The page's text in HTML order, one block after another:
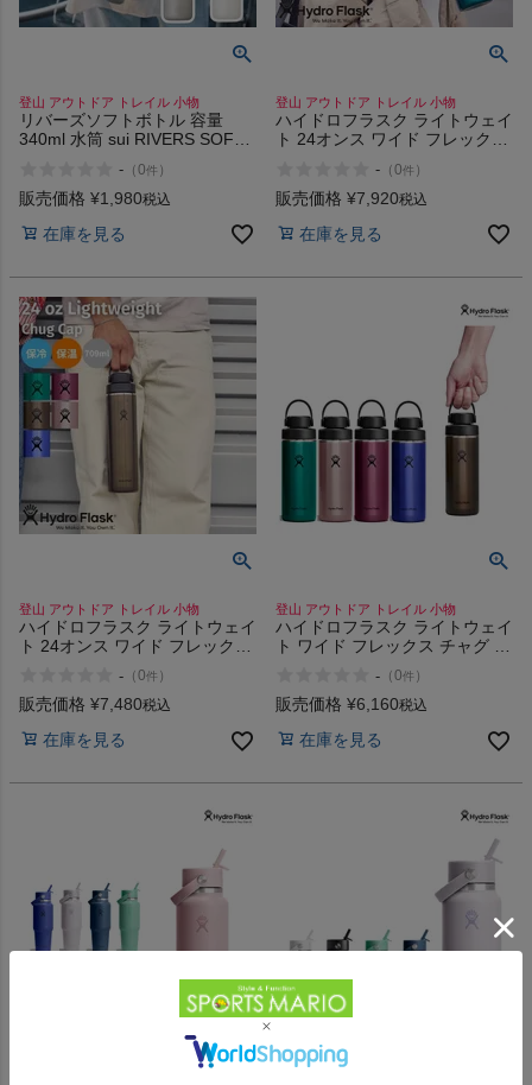
登山 アウトドア トレイル 小物
リバーズソフトボトル 容量
340ml 水筒 sui RIVERS SOFT
- （0件 ）
販売価格 ¥1,980税込
在庫を見る
登山 アウトドア トレイル 小物
ハイドロフラスク ライトウェイ
ト 24オンス ワイド フレックス
LIGHTWEIGHT 24oz WIDE
FLEX Straw Cap
- （0件 ）
販売価格 ¥7,920税込
在庫を見る
登山 アウトドア トレイル 小物
ハイドロフラスク ライトウェイ
ト 24オンス ワイド フレックス
LIGHTWEIGHT 24oz WIDE
FLEX Chug Cap
- （0件 ）
販売価格 ¥7,480税込
在庫を見る
登山 アウトドア トレイル 小物
ハイドロフラスク ライトウェイ
ト ワイド フレックス チャグ キ
LIGHTWEIGHT WIDE FLEX
CHUG CAP
- （0件 ）
販売価格 ¥6,160税込
在庫を見る